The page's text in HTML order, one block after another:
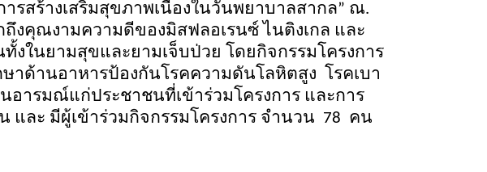
ารสร้างเสริมสุขภาพเนื่องในวันพยาบาลสากล” ณ.
ถึงคุณงามความดีของมิสฟลอเรนซ์ ไนติงเกล และ
ในยามสุขและยามเจ็บป่วย โดยกิจกรรมโครงการ
าด้านอาหารป้องกันโรคความดันโลหิตสูง โรคเบา
อารมณ์แก่ประชาชนที่เข้าร่วมโครงการ และการ
และ มีผู้เข้าร่วมกิจกรรมโครงการ จำนวน 78 คน